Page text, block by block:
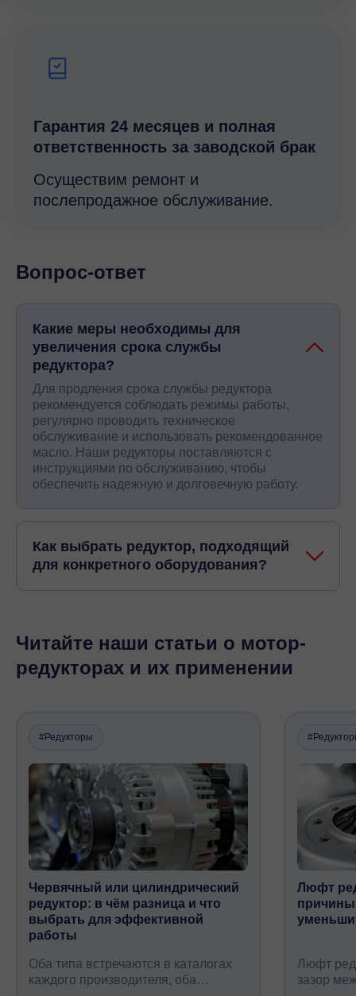
Гарантия 24 месяцев и полная
ответственность за заводской брак
Осуществим ремонт и
послепродажное обслуживание.
Вопрос-ответ
Какие меры необходимы для
увеличения срока службы
редуктора?
Для продления срока службы редуктора
рекомендуется соблюдать режимы работы,
регулярно проводить техническое
обслуживание и использовать рекомендованное
масло. Наши редукторы поставляются с
инструкциями по обслуживанию, чтобы
обеспечить надежную и долговечную работу.
Как выбрать редуктор, подходящий
для конкретного оборудования?
Читайте наши статьи о мотор-
редукторах и их применении
#Редукторы
Червячный или цилиндрический
редуктор: в чём разница и что
выбрать для эффективной
работы
Оба типа встречаются в каталогах
каждого производителя, оба
Люфт
Люфт
зазор